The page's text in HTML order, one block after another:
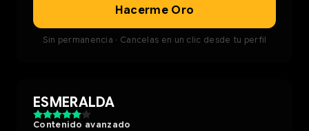
Hacerme Oro
Sin permanencia · Cancelas en un clic desde tu perfil
ESMERALDA
Contenido avanzado